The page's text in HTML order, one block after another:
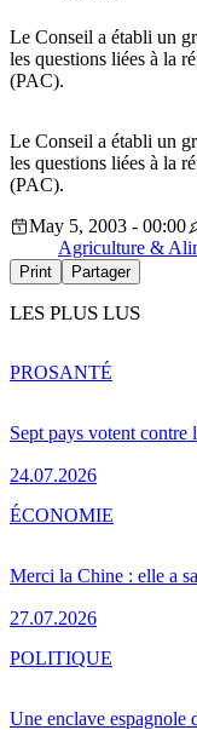
Le Conseil a établi un
les questions liées à la
(PAC).
Le Conseil a établi un
les questions liées à la
(PAC).
May 5, 2003 - 00:00
Agriculture &
Print Partager
LES PLUS LUS
Sept pays votent contre
24.07.2026
PROSANTÉ
Merci la Chine : elle a
27.07.2026
ÉCONOMIE
Une enclave espagnole
POLITIQUE